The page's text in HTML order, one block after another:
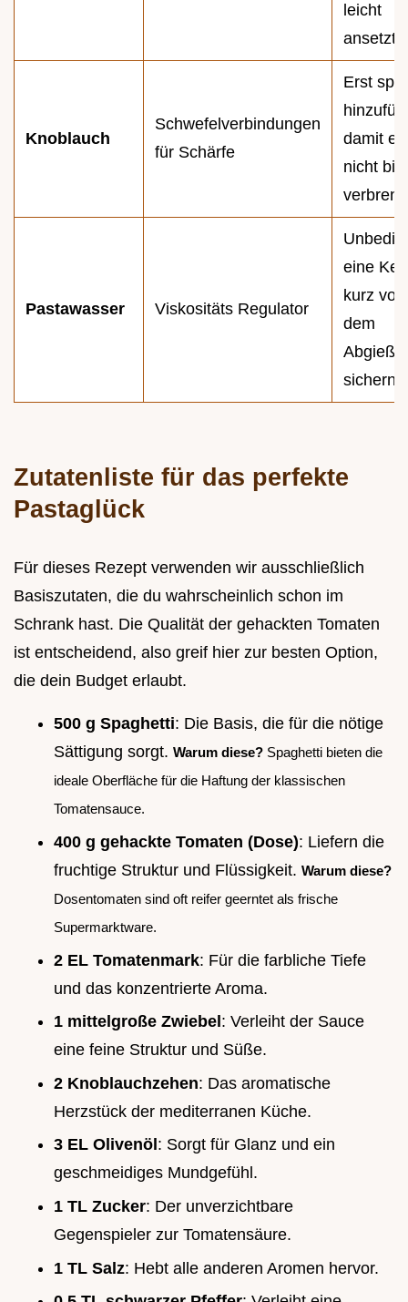
leicht
ansetzt.
Knoblauch
Schwefelverbindungen
für Schärfe
Erst spät
damit er
nicht
Pastawasser Viskositäts Regulator
eine
kurz vor
dem
sichern.
Zutatenliste für das perfekte
Pastaglück
Für dieses Rezept verwenden wir ausschließlich
Basiszutaten, die du wahrscheinlich schon im
Schrank hast. Die Qualität der gehackten Tomaten
ist entscheidend, also greif hier zur besten Option,
die dein Budget erlaubt.
500 g Spaghetti: Die Basis, die für die nötige
Sättigung sorgt. Warum diese? Spaghetti bieten die
ideale Oberfläche für die Haftung der klassischen
Tomatensauce.
400 g gehackte Tomaten (Dose): Liefern die
fruchtige Struktur und Flüssigkeit. Warum diese?
Dosentomaten sind oft reifer geerntet als frische
Supermarktware.
2 EL Tomatenmark: Für die farbliche Tiefe
und das konzentrierte Aroma.
1 mittelgroße Zwiebel : Verleiht der Sauce
eine feine Struktur und Süße.
2 Knoblauchzehen: Das aromatische
Herzstück der mediterranen Küche.
3 EL Olivenöl : Sorgt für Glanz und ein
geschmeidiges Mundgefühl.
1 TL Zucker: Der unverzichtbare
Gegenspieler zur Tomatensäure.
1 TL Salz: Hebt alle anderen Aromen hervor.